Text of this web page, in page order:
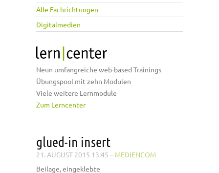
Alle Fachrichtungen
Digitalmedien
Neun umfangreiche web-based Trainings
Übungspool mit zehn Modulen
Viele weitere Lernmodule
Zum Lerncenter
glued-in insert
21. AUGUST 2015 13:45 – MEDIENCOM
Beilage, eingeklebte